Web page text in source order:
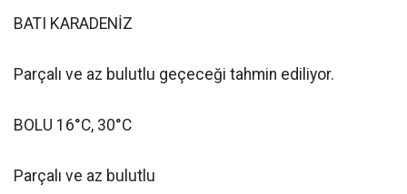
BATI KARADENİZ
Parçalı ve az bulutlu geçeceği tahmin ediliyor.
BOLU 16°C, 30°C
Parçalı ve az bulutlu